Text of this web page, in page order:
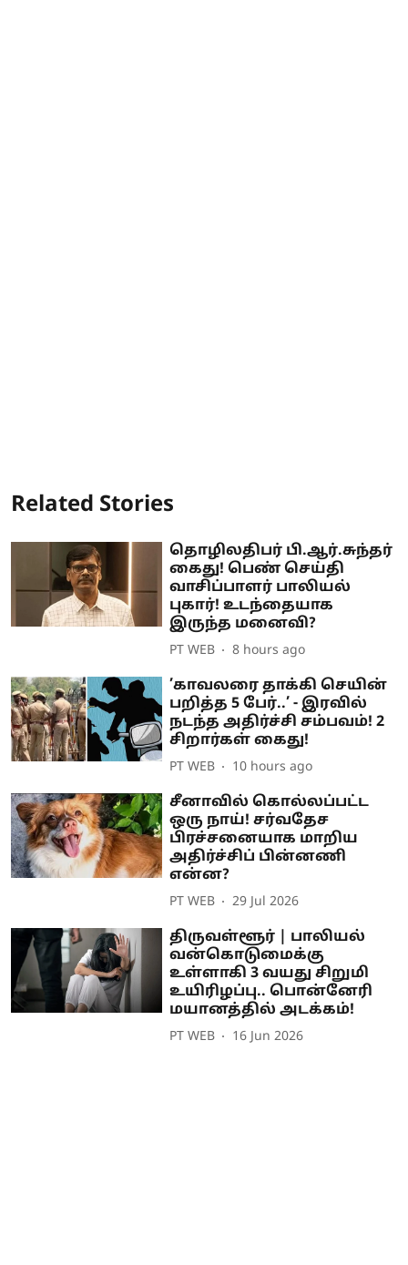
Related Stories
தொழிலதிபர் பி.ஆர்.சுந்தர்
கைது! பெண் செய்தி
வாசிப்பாளர் பாலியல்
புகார்! உடந்தையாக
இருந்த மனைவி?
PT WEB 8 hours ago
’காவலரை தாக்கி செயின்
பறித்த 5 பேர்..’ - இரவில்
நடந்த அதிர்ச்சி சம்பவம்! 2
சிறார்கள் கைது!
PT WEB 10 hours ago
சீனாவில் கொல்லப்பட்ட
ஒரு நாய்! சர்வதேச
பிரச்சனையாக மாறிய
அதிர்ச்சிப் பின்னணி
என்ன?
PT WEB 29 Jul 2026
திருவள்ளூர் | பாலியல்
வன்கொடுமைக்கு
உள்ளாகி 3 வயது சிறுமி
உயிரிழப்பு.. பொன்னேரி
மயானத்தில் அடக்கம்!
PT WEB 16 Jun 2026